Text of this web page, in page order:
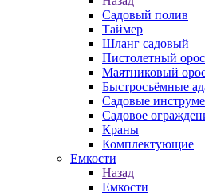
Садовый полив
Таймер
Шланг садовый
Пистолетный
Маятниковый
Быстросъёмные
Садовые
Садовое
Краны
Комплектующие
Емкости
Назад
Емкости